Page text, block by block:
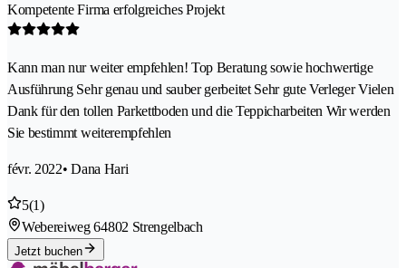
Kompetente Firma erfolgreiches Projekt
Kann man nur weiter empfehlen! Top Beratung sowie hochwertige
Ausführung Sehr genau und sauber gerbeitet Sehr gute Verleger Vielen
Dank für den tollen Parkettboden und die Teppicharbeiten Wir werden
Sie bestimmt weiterempfehlen
févr. 2022• Dana Hari
5(1)
Webereiweg 64802 Strengelbach
Jetzt buchen